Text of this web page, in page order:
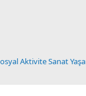
Aktivite Sanat